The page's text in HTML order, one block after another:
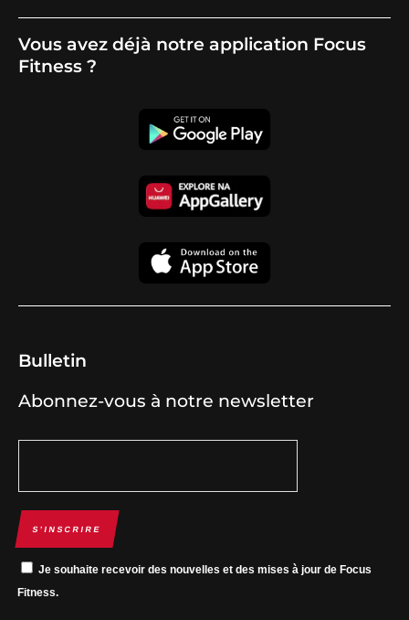
Vous avez déjà notre application Focus
Fitness ?
Bulletin
Abonnez-vous à notre newsletter
S’INSCRIRE
Je souhaite recevoir des nouvelles et des mises à jour de Focus
Fitness.